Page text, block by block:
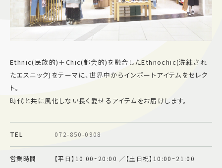
アクセス＆駐車場
よくあるご質問
スタッフ募集
Follow US
Ethnic(民族的)＋Chic(都会的)を融合したEthnochic(洗練され
たエスニック)をテーマに、世界中からインポートアイテムをセレク
ト。
時代と共に風化しない長く愛せるアイテムをお届けします。
TEL 072-850-0908
営業時間 【平日】10:00~20:00 ／【土日祝】10:00~21:00